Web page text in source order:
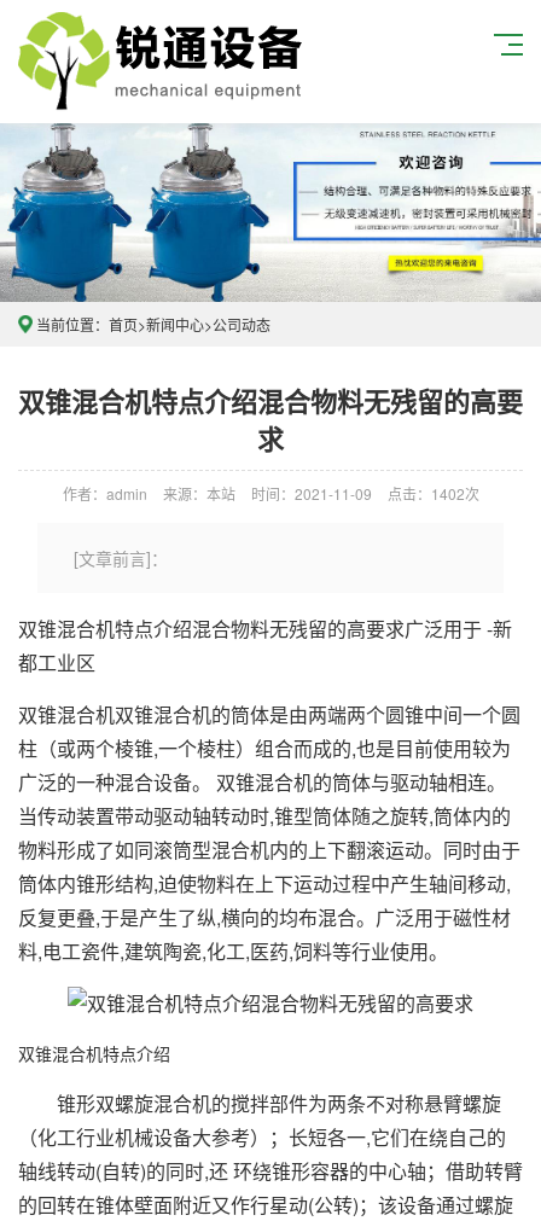
当前位置： 首页>新闻中心>公司动态
双锥混合机特点介绍混合物料无残留的高要
求
作者：admin 来源：本站 时间：2021-11-09 点击：1402次
[文章前言]：
双锥混合机特点介绍混合物料无残留的高要求广泛用于 -新
都工业区
双锥混合机双锥混合机的筒体是由两端两个圆锥中间一个圆
柱 （或两个棱锥,一个棱柱）组合而成的,也是目前使用较为
广泛的一种混合设备。 双锥混合机的筒体与驱动轴相连。
当传动装置带动驱动轴转动时,锥型筒体随之旋转,筒体内的
物料形成了如同滚筒型混合机内的上下翻滚运动。同时由于
筒体内锥形结构,迫使物料在上下运动过程中产生轴间移动,
反复更叠,于是产生了纵,横向的均布混合。广泛用于磁性材
料,电工瓷件,建筑陶瓷,化工,医药,饲料等行业使用。
双锥混合机特点介绍
锥形双螺旋混合机的搅拌部件为两条不对称悬臂螺旋
（化工行业机械设备大参考）；长短各一,它们在绕自己的
轴线转动(自转)的同时,还 环绕锥形容器的中心轴；借助转臂
的回转在锥体壁面附近又作行星动(公转)；该设备通过螺旋